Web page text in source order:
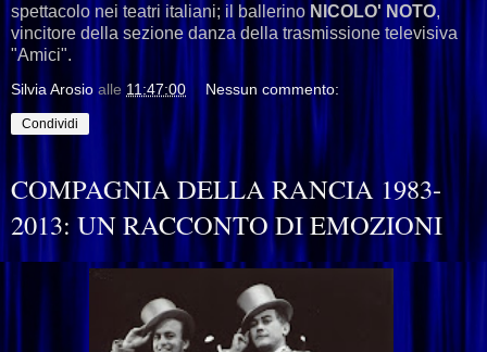
spettacolo nei teatri italiani; il ballerino NICOLO' NOTO,
vincitore della sezione danza della trasmissione televisiva
"Amici".
Silvia Arosio alle 11:47:00 Nessun commento:
Condividi
COMPAGNIA DELLA RANCIA 1983-
2013: UN RACCONTO DI EMOZIONI